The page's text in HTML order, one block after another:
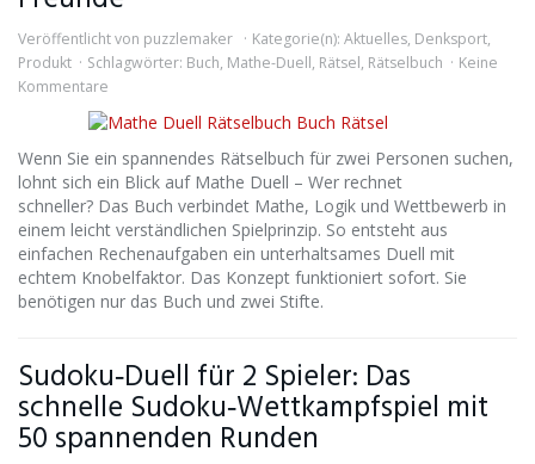
Veröffentlicht von puzzlemaker Kategorie(n): Aktuelles, Denksport,
Produkt
Schlagwörter: Buch, Mathe-Duell, Rätsel, Rätselbuch
Keine
Kommentare
Wenn Sie ein spannendes Rätselbuch für zwei Personen suchen,
lohnt sich ein Blick auf Mathe Duell – Wer rechnet
schneller? Das Buch verbindet Mathe, Logik und Wettbewerb in
einem leicht verständlichen Spielprinzip. So entsteht aus
einfachen Rechenaufgaben ein unterhaltsames Duell mit
echtem Knobelfaktor. Das Konzept funktioniert sofort. Sie
benötigen nur das Buch und zwei Stifte.
Sudoku‑Duell für 2 Spieler: Das
schnelle Sudoku‑Wettkampfspiel mit
50 spannenden Runden